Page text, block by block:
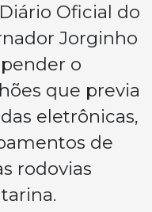
Oficial do
Jorginho
o
que previa
eletrônicas,
de
rodovias